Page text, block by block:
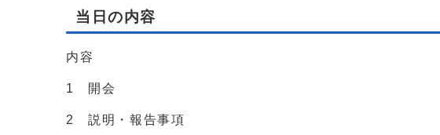
当日の内容
内容
1 開会
2 説明・報告事項